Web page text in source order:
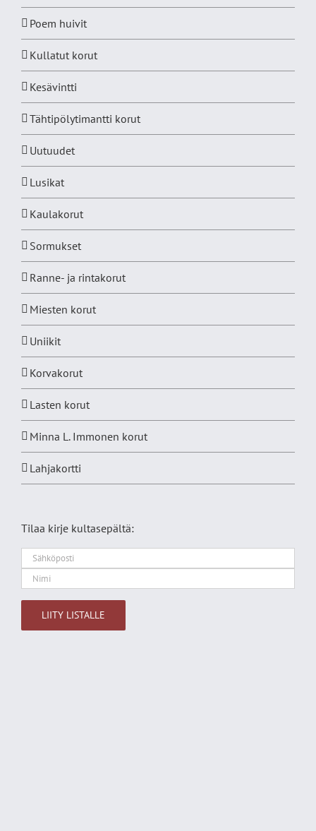
Poem huivit
Kullatut korut
Kesävintti
Tähtipölytimantti korut
Uutuudet
Lusikat
Kaulakorut
Sormukset
Ranne- ja rintakorut
Miesten korut
Uniikit
Korvakorut
Lasten korut
Minna L. Immonen korut
Lahjakortti
Tilaa kirje kultasepältä: